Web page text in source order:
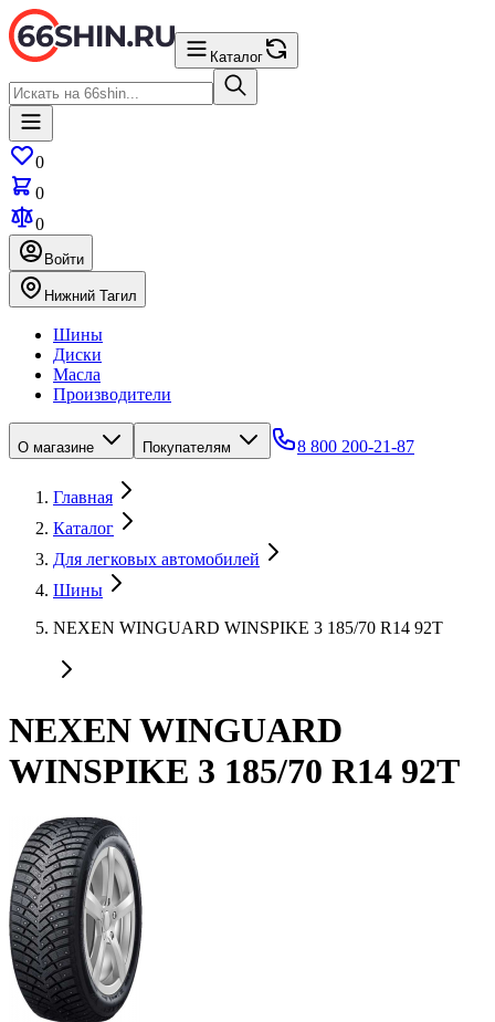
Каталог
0
0
0
Войти
Нижний Тагил
Шины
Диски
Масла
Производители
О магазине Покупателям 8 800 200-21-87
Главная
Каталог
Для легковых автомобилей
Шины
NEXEN WINGUARD WINSPIKE 3 185/70 R14 92T
NEXEN WINGUARD
WINSPIKE 3 185/70 R14 92T